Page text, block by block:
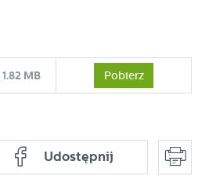
1.82 MB Pobierz
Udostępnij